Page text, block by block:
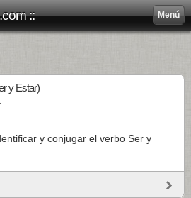
:: Menú
y Estar)
y conjugar el verbo Ser y